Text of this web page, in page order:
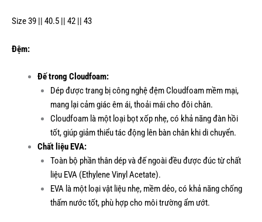
Size 39 || 40.5 || 42 || 43
Đệm:
Đế trong Cloudfoam:
Dép được trang bị công nghệ đệm Cloudfoam mềm mại,
mang lại cảm giác êm ái, thoải mái cho đôi chân.
Cloudfoam là một loại bọt xốp nhẹ, có khả năng đàn hồi
tốt, giúp giảm thiểu tác động lên bàn chân khi di chuyển.
Chất liệu EVA:
Toàn bộ phần thân dép và đế ngoài đều được đúc từ chất
liệu EVA (Ethylene Vinyl Acetate).
EVA là một loại vật liệu nhẹ, mềm dẻo, có khả năng chống
thấm nước tốt, phù hợp cho môi trường ẩm ướt.